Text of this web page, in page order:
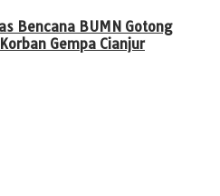
Bencana BUMN Gotong
Gempa Cianjur